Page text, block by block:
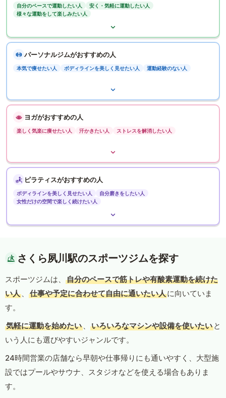
自分のペースで運動したい人
安く・気軽に運動したい人
様々な運動をして楽しみたい人
パーソナルジムがおすすめの人
本気で痩せたい人 ボディラインを美しく見せたい人 運動経験のない人
ヨガがおすすめの人
楽しく気楽に痩せたい人 汗かきたい人 ストレスを解消したい人
ピラティスがおすすめの人
ボディラインを美しく見せたい人
自分磨きをしたい人
女性だけの空間で楽しく続けたい人
さくら夙川駅のスポーツジムを探す
スポーツジムは、
自分のペースで筋トレや有酸素運動を続けた
い人 、 仕事や予定に合わせて自由に通いたい人に向いていま
す。
気軽に運動を始めたい 、 いろいろなマシンや設備を使いたい と
いう人にも選びやすいジャンルです。
24時間営業の店舗なら早朝や仕事帰りにも通いやすく、大型施
設ではプールやサウナ、スタジオなどを使える場合もありま
す。